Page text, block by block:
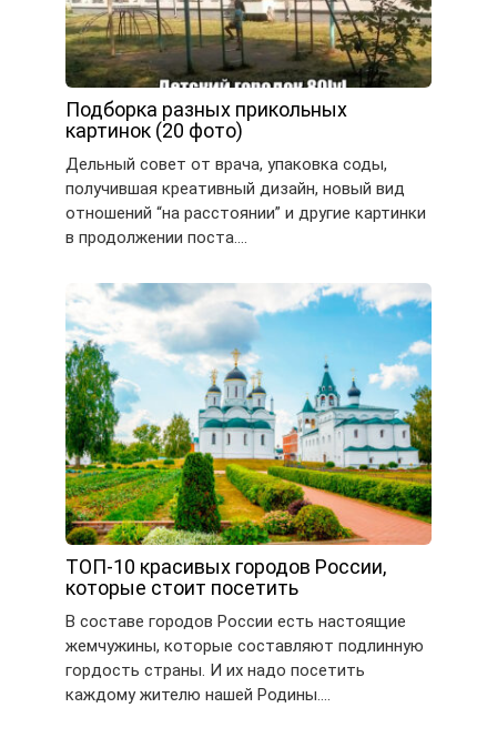
Подборка разных прикольных
картинок (20 фото)
Дельный совет от врача, упаковка соды,
получившая креативный дизайн, новый вид
отношений “на расстоянии” и другие картинки
в продолжении поста….
ТОП-10 красивых городов России,
которые стоит посетить
В составе городов России есть настоящие
жемчужины, которые составляют подлинную
гордость страны. И их надо посетить
каждому жителю нашей Родины….